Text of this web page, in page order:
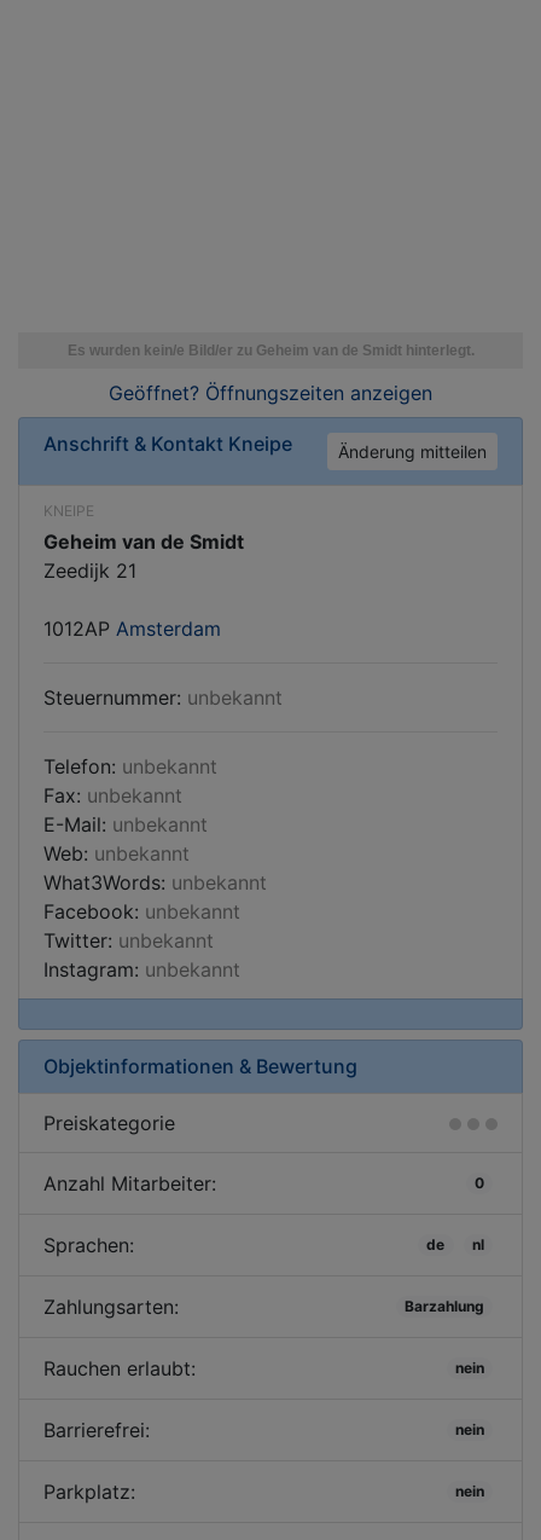
Geöffnet? Öffnungszeiten anzeigen
Anschrift & Kontakt Kneipe Änderung mitteilen
KNEIPE
Geheim van de Smidt
Zeedijk 21
1012AP Amsterdam
Steuernummer: unbekannt
Telefon: unbekannt
Fax: unbekannt
E-Mail: unbekannt
Web: unbekannt
What3Words: unbekannt
Facebook: unbekannt
Twitter: unbekannt
Instagram: unbekannt
Objektinformationen & Bewertung
Preiskategorie
Anzahl Mitarbeiter: 0
Sprachen: de nl
Zahlungsarten: Barzahlung
Rauchen erlaubt: nein
Barrierefrei: nein
Parkplatz: nein